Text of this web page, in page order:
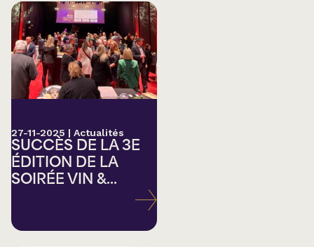
27-11-2025 | Actualités
SUCCÈS DE LA 3E
ÉDITION DE LA
SOIRÉE VIN &...